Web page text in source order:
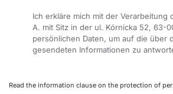
Ich erkläre mich mit der Verarbeitung
A. mit Sitz in der ul. Kórnicka 52, 63-
persönlichen Daten, um auf die über
gesendeten Informationen zu
Read the information clause on the protection of